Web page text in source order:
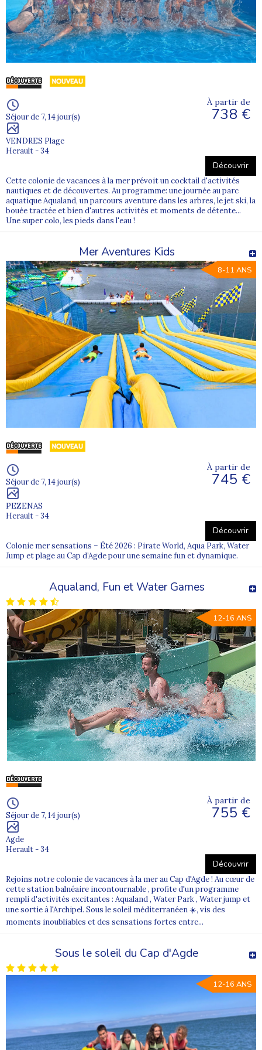
Un séjour à la mer pendant les vacances scolaires
Nos séjours vacances à la mer sont accessibles à tous,
pour les enfants et les adolescents, durant les vacances
scolaires.Venez vous renseigner auprès de nos équipes
pour toute réservation !
Séjour de 7, 14 jour(s)
VENDRES Plage
Herault - 34
À partir de
738 €
Découvrir
Cette colonie de vacances à la mer prévoit un cocktail d'activités
nautiques et de découvertes. Au programme: une journée au parc
aquatique Aqualand, un parcours aventure dans les arbres, le jet ski, la
bouée tractée et bien d'autres activités et moments de détente...
Une super colo, les pieds dans l'eau !
Mer Aventures Kids
8-11 ANS
Séjour de 7, 14 jour(s)
PEZENAS
Herault - 34
À partir de
745 €
Découvrir
Colonie mer sensations – Été 2026 : Pirate World, Aqua Park, Water
Jump et plage au Cap d’Agde pour une semaine fun et dynamique.
Aqualand, Fun et Water Games
12-16 ANS
Séjour de 7, 14 jour(s)
Agde
Herault - 34
À partir de
755 €
Découvrir
Rejoins notre colonie de vacances à la mer au Cap d'Agde ! Au cœur de
cette station balnéaire incontournable , profite d'un programme
rempli d'activités excitantes : Aqualand , Water Park , Water jump et
une sortie à l'Archipel. Sous le soleil méditerranéen ☀️, vis des
moments inoubliables et des sensations fortes entre...
Sous le soleil du Cap d'Agde
12-16 ANS